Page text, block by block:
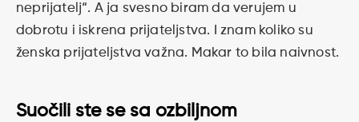
neprijatelj“. A ja svesno biram da verujem u
dobrotu i iskrena prijateljstva. I znam koliko su
ženska prijateljstva važna. Makar to bila naivnost.
Suočili ste se sa ozbiljnom